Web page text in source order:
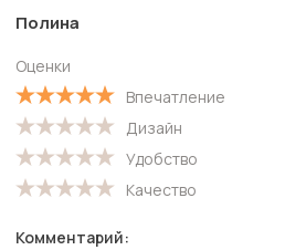
Полина
Оценки
Впечатление
Дизайн
Удобство
Качество
Комментарий: